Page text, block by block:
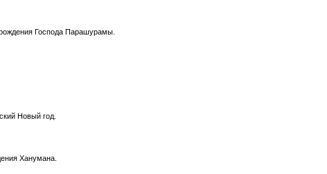
Господа Парашурамы.
Новый год.
Ханумана.